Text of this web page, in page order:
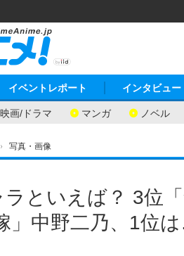
映画/ドラマ マンガ ノベル
イベントレポート インタビュー
› 写真・画像
ラといえば？ 3位
」中野二乃、1位